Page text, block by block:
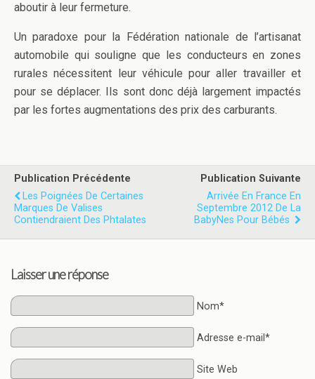
aboutir à leur fermeture.
Un paradoxe pour la Fédération nationale de l’artisanat
automobile qui souligne que les conducteurs en zones
rurales nécessitent leur véhicule pour aller travailler et
pour se déplacer. Ils sont donc déjà largement impactés
par les fortes augmentations des prix des carburants.
Publication Précédente
Les Poignées De Certaines
Marques De Valises
Contiendraient Des Phtalates
Publication Suivante
Arrivée En France En
Septembre 2012 De La
BabyNes Pour Bébés
Laisser une réponse
Nom*
Adresse e-mail*
Site Web